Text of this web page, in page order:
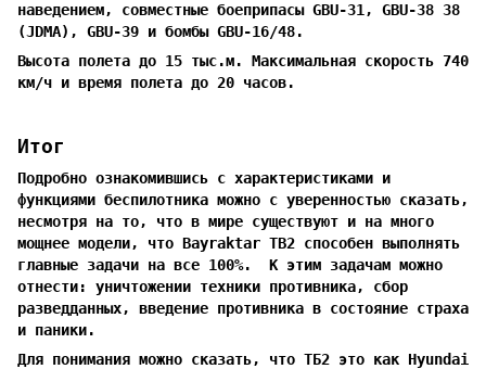
наведением, совместные боеприпасы GBU-31, GBU-38 38
(JDMA), GBU-39 и бомбы GBU-16/48.
Высота полета до 15 тыс.м. Максимальная скорость 740
км/ч и время полета до 20 часов.
Итог
Подробно ознакомившись с характеристиками и
функциями беспилотника можно с уверенностью сказать,
несмотря на то, что в мире существуют и на много
мощнее модели, что Bayraktar TB2 способен выполнять
главные задачи на все 100%. К этим задачам можно
отнести: уничтожении техники противника, сбор
разведданных, введение противника в состояние страха
и паники.
Для понимания можно сказать, что ТБ2 это как Hyundai